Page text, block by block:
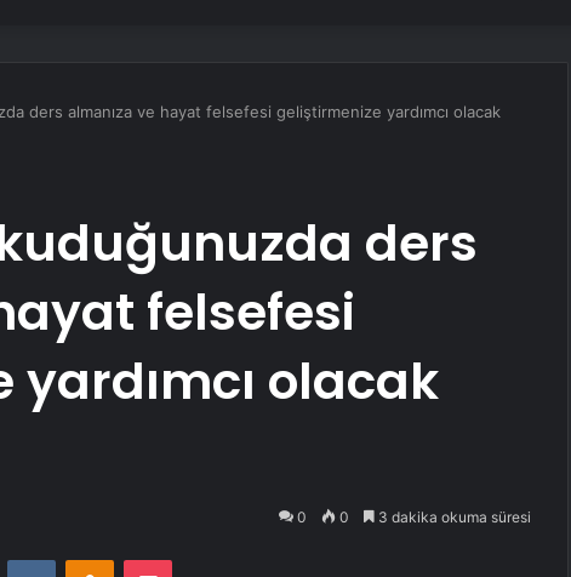
ders almanıza ve hayat felsefesi geliştirmenize yardımcı olacak
ders
felsefesi
olacak
0 0 3 dakika okuma süresi
VKontakteOdnoklassniki
Pocket